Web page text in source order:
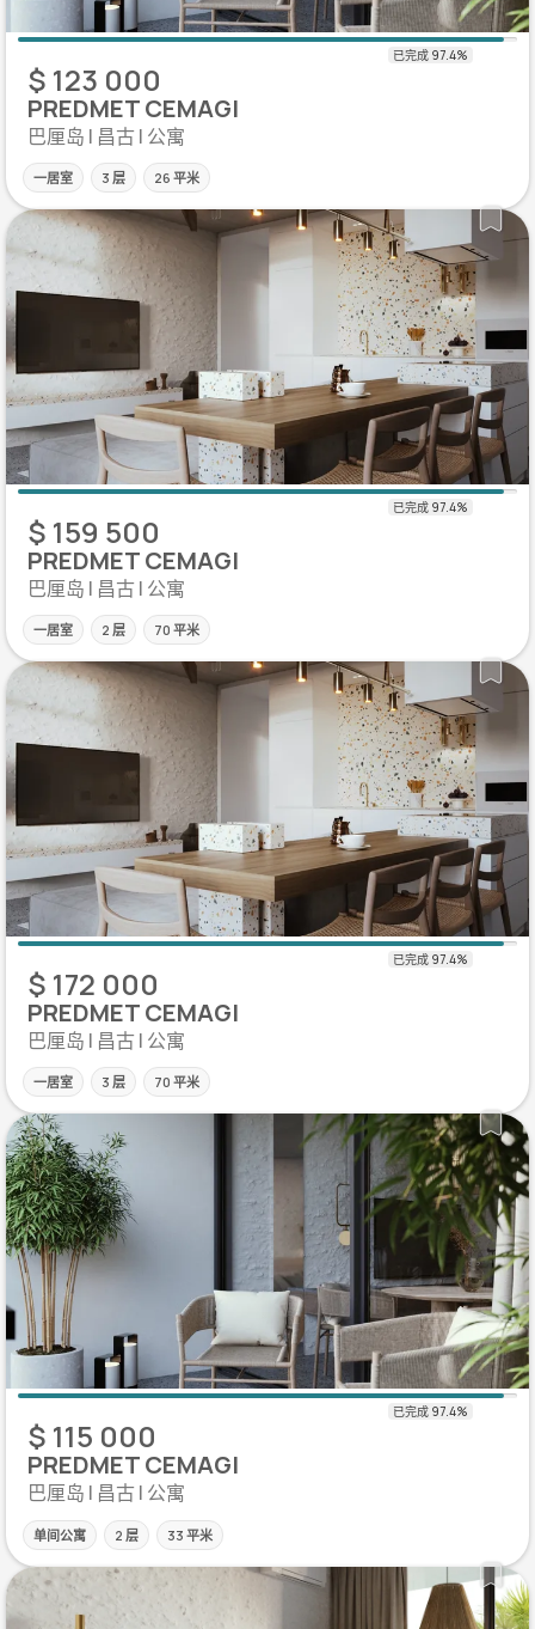
$ 123 000
PREDMET CEMAGI
巴厘岛 | 昌古 | 公寓
一居室 3 层 26 平米
$ 159 500
PREDMET CEMAGI
巴厘岛 | 昌古 | 公寓
一居室 2 层 70 平米
$ 172 000
PREDMET CEMAGI
巴厘岛 | 昌古 | 公寓
一居室 3 层 70 平米
$ 115 000
PREDMET CEMAGI
巴厘岛 | 昌古 | 公寓
单间公寓 2 层 33 平米